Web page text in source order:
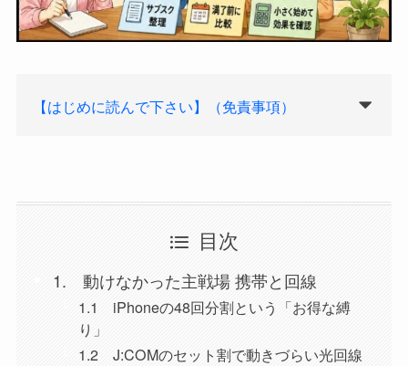
【はじめに読んで下さい】（免責事項）
目次
1. 動けなかった主戦場 携帯と回線
1.1 iPhoneの48回分割という「お得な縛
り」
1.2 J:COMのセット割で動きづらい光回線